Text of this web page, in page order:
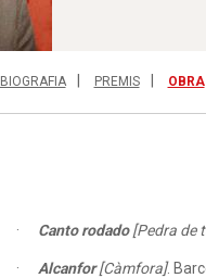
BIOGRAFIA PREMIS OBRA
Canto rodado[Pedra de
Alcanfor[Càmfora].